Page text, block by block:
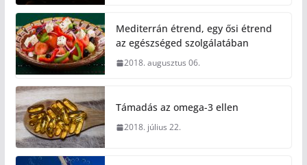
Mediterrán étrend, egy ősi étrend
az egészséged szolgálatában
2018. augusztus 06.
Támadás az omega-3 ellen
2018. július 22.